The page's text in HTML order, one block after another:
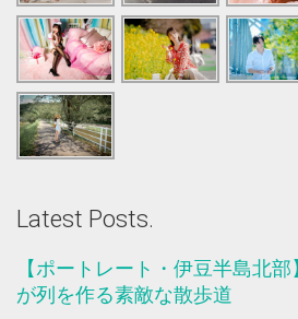
Latest Posts.
【ポートレート・伊豆半島北
が列を作る素敵な散歩道